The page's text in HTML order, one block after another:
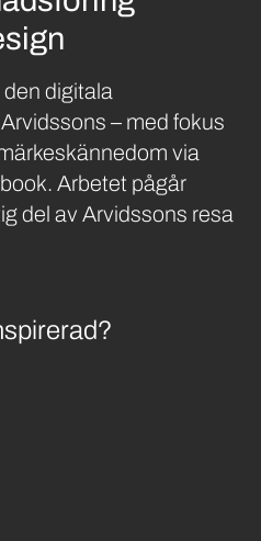
digitala
– med fokus
via
Arbetet pågår
del av Arvidssons resa